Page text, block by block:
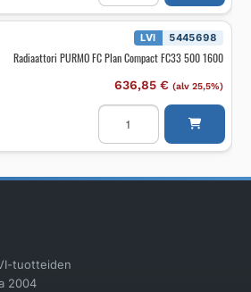
Plan
Ventil
FCV33
2000
LVI 5445698
Radiaattori PURMO FC Plan Compact FC33 500 1600
636,85 € (alv 25,5%)
Radiaattori
PURMO
Plan
500
tuotteiden
2004